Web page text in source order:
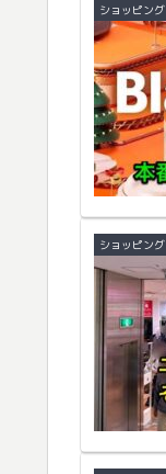
ショッピング
ショッピング